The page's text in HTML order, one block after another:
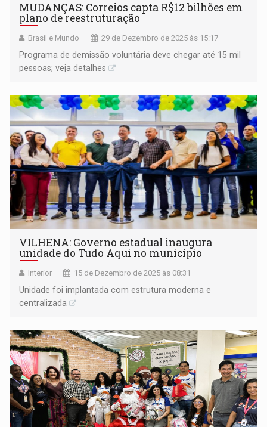
MUDANÇAS: Correios capta R$12 bilhões em
plano de reestruturação
Brasil e Mundo 29 de Dezembro de 2025 às 15:17
Programa de ‌demissão voluntária deve chegar até 15 mil
pessoas; veja detalhes
VILHENA: Governo estadual inaugura
unidade do Tudo Aqui no município
Interior 15 de Dezembro de 2025 às 08:31
Unidade foi implantada com estrutura moderna e
centralizada